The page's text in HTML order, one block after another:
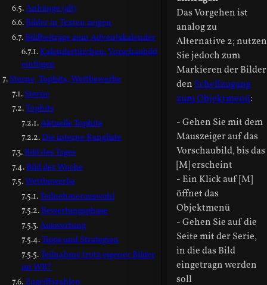
Anhänge (alt)
Bilder in Texten zeigen
Bildbeiträge zum Adventskalender
Kalendertürchen: Vorschaubild
einfügen
Sterne, Tophits, Wettbewerbe
Sterne
Tophits
Aktuelle Tophits
Die interne Rangliste
Bild des Tages
Bild der Woche
Wettbewerbe
Teilnehmerauswahl
Bewertungsphase
Auswertung
Tipps und Strategien
Teilnahme trotz eigener Bilder
im WB?
Zugriffszahlen
Das Vorgehen ist
analog zu
Alternative 2; nutzen
Sie jedoch zum
Markieren der Bilder
denSchellzugang
zum Objektmenü:
- Gehen Sie mit dem
Mauszeiger auf das
Vorschaubild, bis das
[M] erscheint
- Ein Klick auf [M]
öffnet das
Objektmenü
- Gehen Sie auf die
Seite mit der Serie,
in die das Bild
eingetragn werden
soll